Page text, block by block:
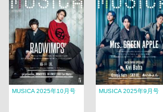
MUSICA 2025年10月号 MUSICA 2025年9月号